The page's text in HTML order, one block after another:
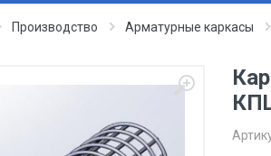
Производство Арматурные каркасы